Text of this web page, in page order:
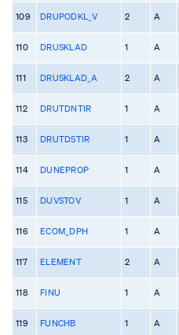
109 DRUPODKL_V 2 A
110 DRUSKLAD 1 A
111 DRUSKLAD_A 2 A
112 DRUTDNTIR 1 A
113 DRUTDSTIR 1 A
114 DUNEPROP 1 A
115 DUVSTOV 1 A
116 ECOM_DPH 1 A
117 ELEMENT 2 A
118 FINU 1 A
119 FUNCHB 1 A